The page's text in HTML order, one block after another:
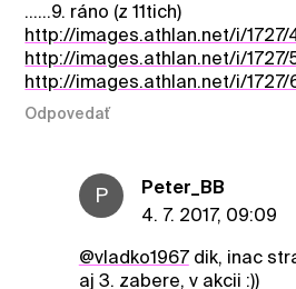
......9. ráno (z 11tich)
http://images.athlan.net/i/1727/
http://images.athlan.net/i/1727/
http://images.athlan.net/i/1727/
Odpovedať
P
Peter_BB
4. 7. 2017, 09:09
@vladko1967dik, inac
aj 3. zabere, v akcii :))